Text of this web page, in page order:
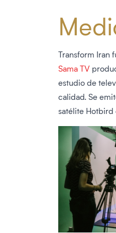
Transform Iran
Sama TV
estudio de
calidad. Se
satélite Hotbird